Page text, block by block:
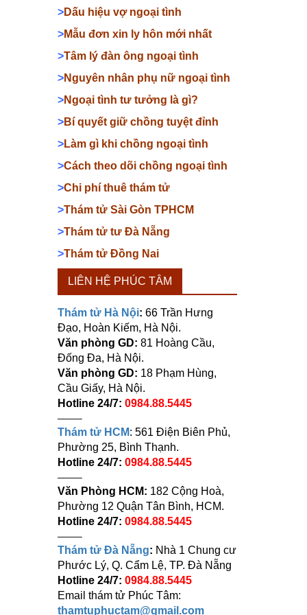
>Dấu hiệu vợ ngoại tình
>Mẫu đơn xin ly hôn mới nhất
>Tâm lý đàn ông ngoại tình
>Nguyên nhân phụ nữ ngoại tình
>Ngoại tình tư tưởng là gì?
>Bí quyết giữ chồng tuyệt đỉnh
>Làm gì khi chồng ngoại tình
>Cách theo dõi chồng ngoại tình
>Chi phí thuê thám tử
>Thám tử Sài Gòn TPHCM
>Thám tử tư Đà Nẵng
>Thám tử Đồng Nai
LIÊN HỆ PHÚC TÂM
Thám tử Hà Nội: 66 Trần Hưng
Đạo, Hoàn Kiếm, Hà Nội.
Văn phòng GD: 81 Hoàng Cầu,
Đống Đa, Hà Nội.
Văn phòng GD: 18 Phạm Hùng,
Cầu Giấy, Hà Nội.
Hotline 24/7: 0984.88.5445
——–
Thám tử HCM: 561 Điện Biên Phủ,
Phường 25, Bình Thạnh.
Hotline 24/7: 0984.88.5445
——–
Văn Phòng HCM: 182 Cộng Hoà,
Phường 12 Quận Tân Bình, HCM.
Hotline 24/7: 0984.88.5445
——–
Thám tử Đà Nẵng: Nhà 1 Chung cư
Phước Lý, Q. Cẩm Lệ, TP. Đà Nẵng
Hotline 24/7: 0984.88.5445
Email thám tử Phúc Tâm:
thamtuphuctam@gmail.com